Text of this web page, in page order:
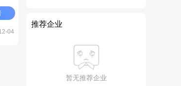
04
推荐企业
暂无推荐企业